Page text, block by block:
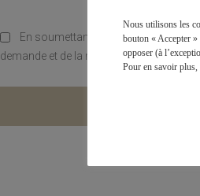
En soumettant ce formulaire,
demande et de la relation commerciale
Nous utilisons les
bouton « Accepter
opposer (à
Pour en savoir